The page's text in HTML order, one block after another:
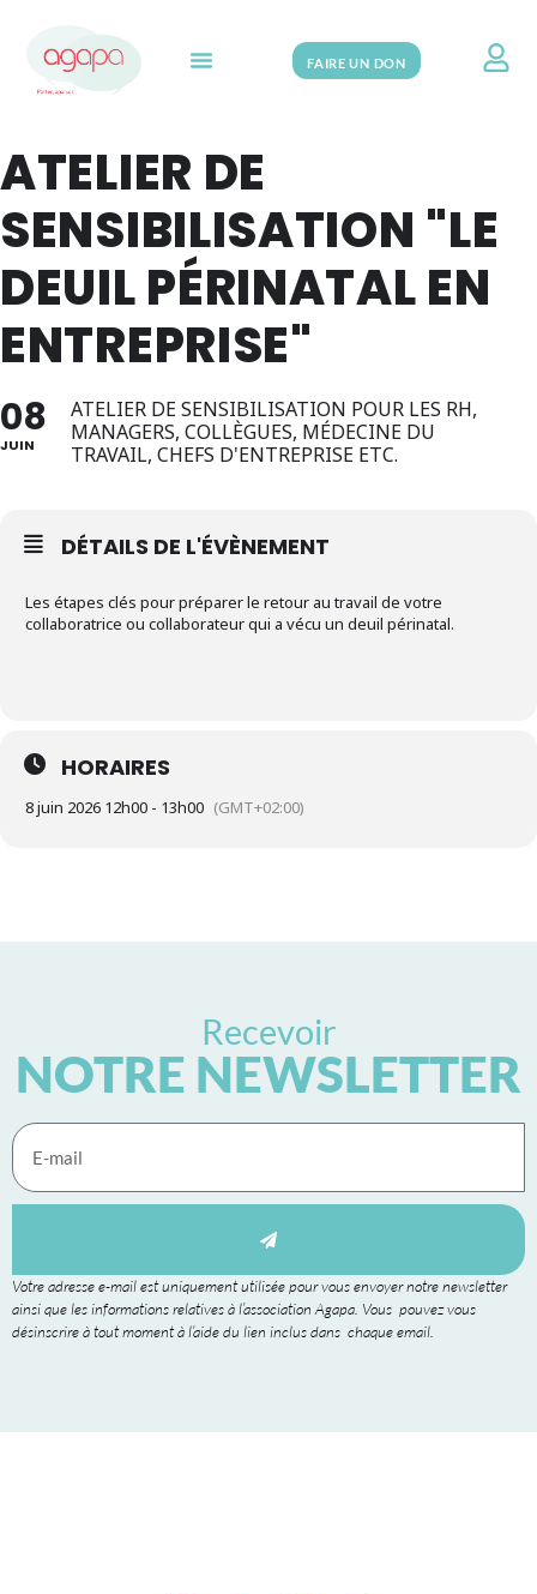
FAIRE UN DON
ATELIER DE
SENSIBILISATION "LE
DEUIL PÉRINATAL EN
ENTREPRISE"
08
JUIN
ATELIER DE SENSIBILISATION POUR LES RH,
MANAGERS, COLLÈGUES, MÉDECINE DU
TRAVAIL, CHEFS D'ENTREPRISE ETC.
DÉTAILS DE L'ÉVÈNEMENT
Les étapes clés pour préparer le retour au travail de votre
collaboratrice ou collaborateur qui a vécu un deuil périnatal.
HORAIRES
8 juin 2026 12h00 - 13h00 (GMT+02:00)
Recevoir
NOTRE NEWSLETTER
Votre adresse e-mail est uniquement utilisée pour vous envoyer notre newsletter
ainsi que les informations relatives à l’association Agapa. Vous pouvez vous
désinscrire à tout moment à l’aide du lien inclus dans chaque email.